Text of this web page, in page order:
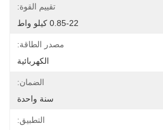
تقييم القوة:
0.85-22 كيلو واط
مصدر الطاقة:
الكهربائية
الضمان:
سنة واحدة
التطبيق: